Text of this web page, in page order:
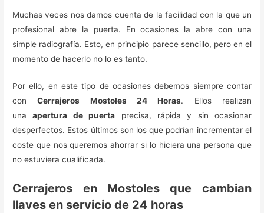
Muchas veces nos damos cuenta de la facilidad con la que un
profesional abre la puerta. En ocasiones la abre con una
simple radiografía. Esto, en principio parece sencillo, pero en el
momento de hacerlo no lo es tanto.
Por ello, en este tipo de ocasiones debemos siempre contar
conCerrajeros Mostoles 24 Horas. Ellos realizan
unaapertura de puerta precisa, rápida y sin ocasionar
desperfectos. Estos últimos son los que podrían incrementar el
coste que nos queremos ahorrar si lo hiciera una persona que
no estuviera cualificada.
Cerrajeros en Mostoles que cambian
llaves en servicio de 24 horas